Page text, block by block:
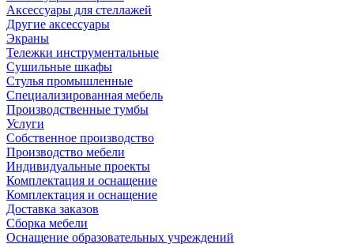
Аксессуары для стеллажей
Другие аксессуары
Экраны
Тележки инструментальные
Сушильные шкафы
Стулья промышленные
Специализированная мебель
Производственные тумбы
Услуги
Собственное производство
Производство мебели
Индивидуальные проекты
Комплектация и оснащение
Комплектация и оснащение
Доставка заказов
Сборка мебели
Оснащение образовательных учреждений